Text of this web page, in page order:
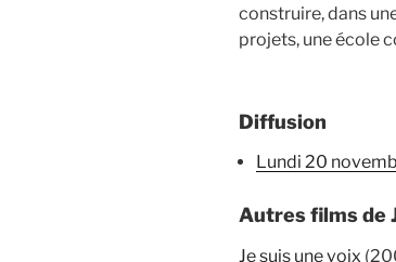
construire, dans
projets, une école
Diffusion
lundi 20
Autres films de
Je suis une voix